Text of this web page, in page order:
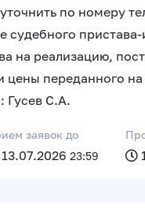
по номеру
на реализацию,
цены переданного
Гусев С.А.
заявок до
13.07.2026 23:59